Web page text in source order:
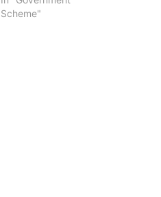
Scheme"